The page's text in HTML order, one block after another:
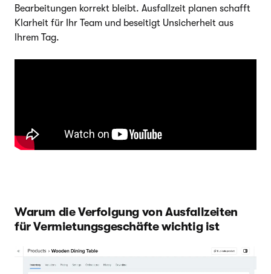
Bearbeitungen korrekt bleibt. Ausfallzeit planen schafft
Klarheit für Ihr Team und beseitigt Unsicherheit aus
Ihrem Tag.
Warum die Verfolgung von Ausfallzeiten
für Vermietungsgeschäfte wichtig ist